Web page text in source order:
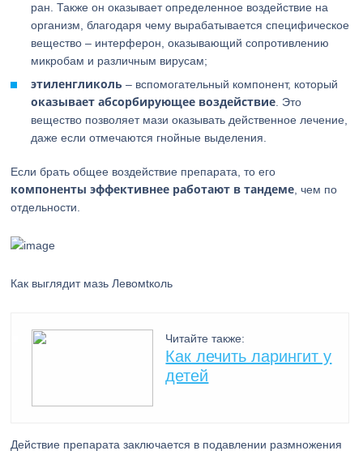
ран. Также он оказывает определенное воздействие на
организм, благодаря чему вырабатывается специфическое
вещество – интерферон, оказывающий сопротивлению
микробам и различным вирусам;
этиленгликоль – вспомогательный компонент, который
оказывает абсорбирующее воздействие . Это
вещество позволяет мази оказывать действенное лечение,
даже если отмечаются гнойные выделения.
Если брать общее воздействие препарата, то его
компоненты эффективнее работают в тандеме , чем по
отдельности.
Как выглядит мазь Левомtколь
Читайте также:
Как лечить ларингит у
детей
Действие препарата заключается в подавлении размножения